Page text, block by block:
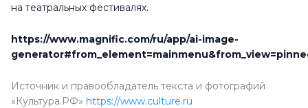
на театральных фестивалях.
https://www.magnific.com/ru/app/ai-image-
Источник и правообладатель текста и фотографий
«Культура.РФ» https://www.culture.ru